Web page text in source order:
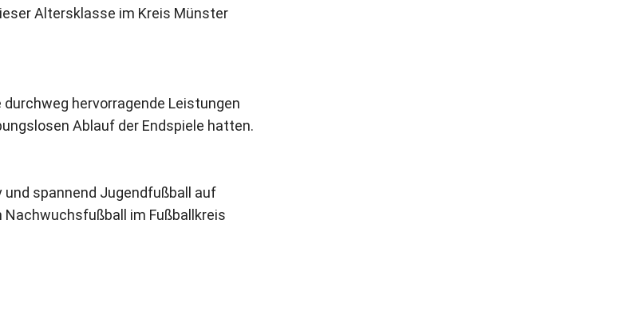
Altersklasse im Kreis Münster
hervorragende Leistungen
Ablauf der Endspiele hatten.
spannend Jugendfußball auf
im Fußballkreis